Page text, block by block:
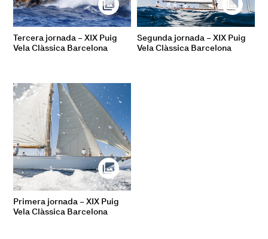
Tercera jornada – XIX Puig
Vela Clàssica Barcelona
Segunda jornada – XIX Puig
Vela Clàssica Barcelona
Primera jornada – XIX Puig
Vela Clàssica Barcelona